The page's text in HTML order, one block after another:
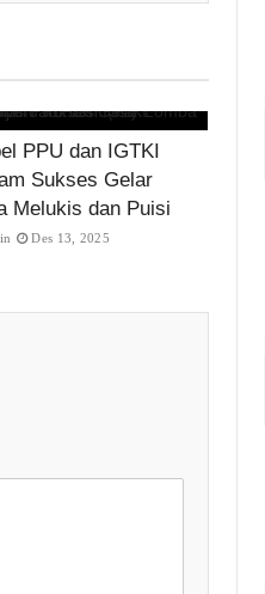
PPU dan IGTKI
Sukses Gelar
Melukis dan Puisi
Des 13, 2025